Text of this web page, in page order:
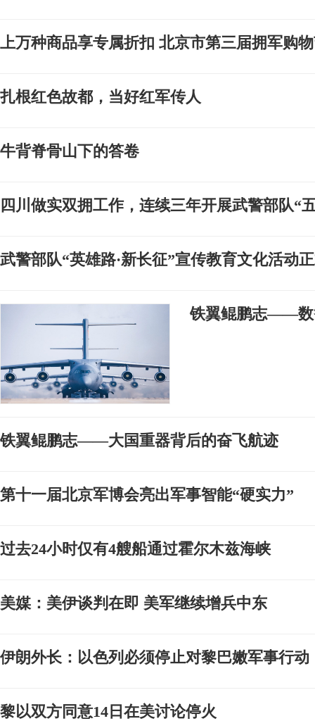
上万种商品享专属折扣 北京市第三届拥军购
扎根红色故都，当好红军传人
牛背脊骨山下的答卷
四川做实双拥工作，连续三年开展武警部队“
武警部队“英雄路·新长征”宣传教育文化活动
铁翼鲲鹏志——数
铁翼鲲鹏志——大国重器背后的奋飞航迹
第十一届北京军博会亮出军事智能“硬实力”
过去24小时仅有4艘船通过霍尔木兹海峡
美媒：美伊谈判在即 美军继续增兵中东
伊朗外长：以色列必须停止对黎巴嫩军事行动
黎以双方同意14日在美讨论停火